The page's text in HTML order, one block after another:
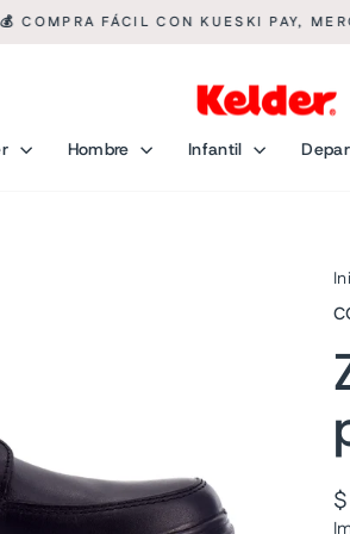
💰 COMPRA FÁCIL CON KUESKI PAY,
Hombre Infantil